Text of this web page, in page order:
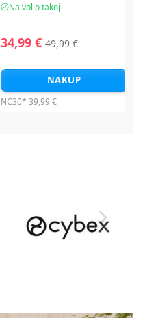
Na voljo takoj
34,99 € 49,99 €
NAKUP
NC30* 39,99 €